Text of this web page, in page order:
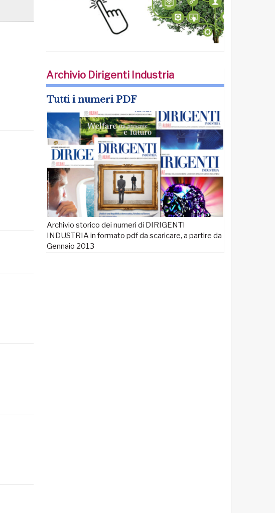
Archivio Dirigenti Industria
Tutti i numeri PDF
Archivio storico dei numeri di DIRIGENTI
INDUSTRIA in formato pdf da scaricare, a partire da
Gennaio 2013